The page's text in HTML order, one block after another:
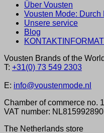
Über Vousten
Vousten Mode:
Unsere service
Blog
Vousten Brands of the World
T: +31(0) 73 549 2303
E: info@voustenmode.nl
Chamber of commerce no.
VAT number:
The Netherlands store